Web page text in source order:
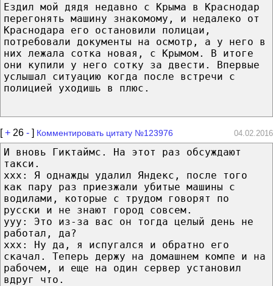
Ездил мой дядя недавно с Крыма в Краснодар
перегонять машину знакомому, и недалеко от
Краснодара его остановили полицаи,
потребовали документы на осмотр, а у него в
них лежала сотка новая, с Крымом. В итоге
они купили у него сотку за двести. Впервые
услышал ситуацию когда после встречи с
полицией уходишь в плюс.
[+ 26 - ] Комментировать цитату №123976 04.02.2016
И вновь Гиктаймс. На этот раз обсуждают
такси.
xxx: Я однажды удалил Яндекс, после того
как пару раз приезжали убитые машины с
водилами, которые с трудом говорят по
русски и не знают город совсем.
yyy: Это из-за вас он тогда целый день не
работал, да?
xxx: Ну да, я испугался и обратно его
скачал. Теперь держу на домашнем компе и на
рабочем, и еще на один сервер установил
вдруг что.